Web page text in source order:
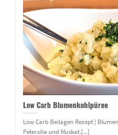
Low Carb Blumenkohlpüree
Low Carb Beilagen Rezept |
Petersilie und Muskat.[...]